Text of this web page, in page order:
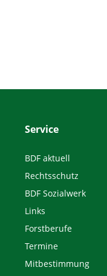
Service
BDF aktuell
Rechtsschutz
BDF Sozialwerk
Links
Forstberufe
Termine
Mitbestimmung